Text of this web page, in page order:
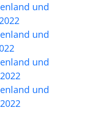
und
und
und
und